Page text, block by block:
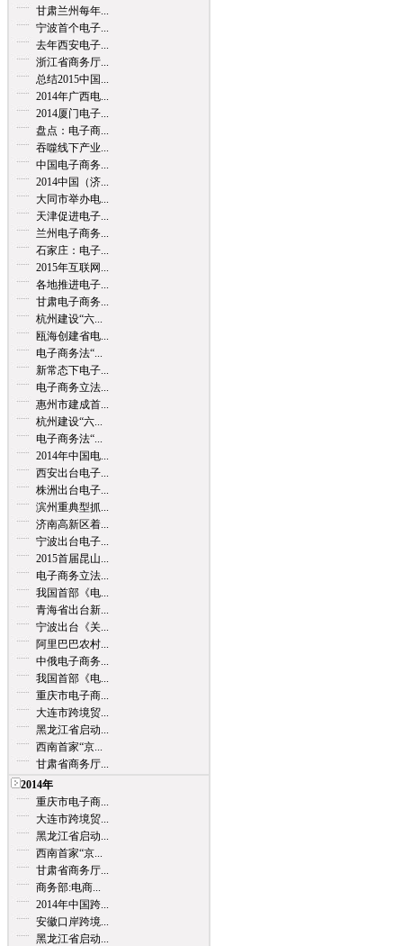
甘肃兰州每年...
宁波首个电子...
去年西安电子...
浙江省商务厅...
总结2015中国...
2014年广西电...
2014厦门电子...
盘点：电子商...
吞噬线下产业...
中国电子商务...
2014中国（济...
大同市举办电...
天津促进电子...
兰州电子商务...
石家庄：电子...
2015年互联网...
各地推进电子...
甘肃电子商务...
杭州建设“六...
瓯海创建省电...
电子商务法“...
新常态下电子...
电子商务立法...
惠州市建成首...
杭州建设“六...
电子商务法“...
2014年中国电...
西安出台电子...
株洲出台电子...
滨州重典型抓...
济南高新区着...
宁波出台电子...
2015首届昆山...
电子商务立法...
我国首部《电...
青海省出台新...
宁波出台《关...
阿里巴巴农村...
中俄电子商务...
我国首部《电...
重庆市电子商...
大连市跨境贸...
黑龙江省启动...
西南首家“京...
甘肃省商务厅...
2014年
重庆市电子商...
大连市跨境贸...
黑龙江省启动...
西南首家“京...
甘肃省商务厅...
商务部:电商...
2014年中国跨...
安徽口岸跨境...
黑龙江省启动...